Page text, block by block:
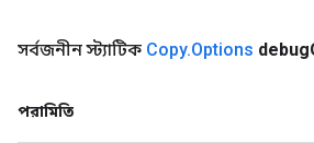
সর্বজনীন স্ট্যাটিক Copy.Options debug
পরামিতি